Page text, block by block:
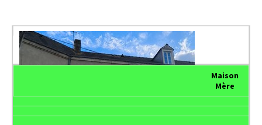
Maison
Mère